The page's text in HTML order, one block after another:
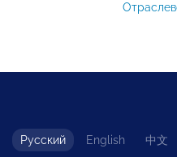
Русский English 中文